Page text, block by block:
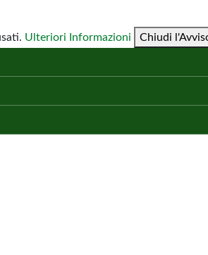
Ulteriori Informazioni Chiudi